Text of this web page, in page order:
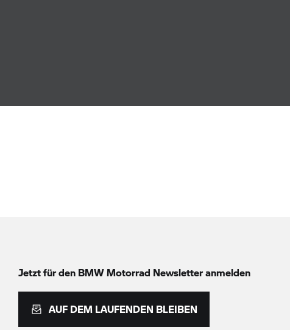
Jetzt für den BMW Motorrad Newsletter anmelden
AUF DEM LAUFENDEN BLEIBEN